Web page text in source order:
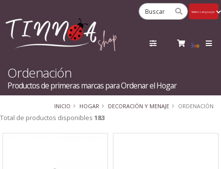
Ordenación
Productos de primeras marcas para Ordenar el Hogar
INICIO HOGAR DECORACIÓN Y MENAJE ORDENACIÓN
Total de productos disponibles 183